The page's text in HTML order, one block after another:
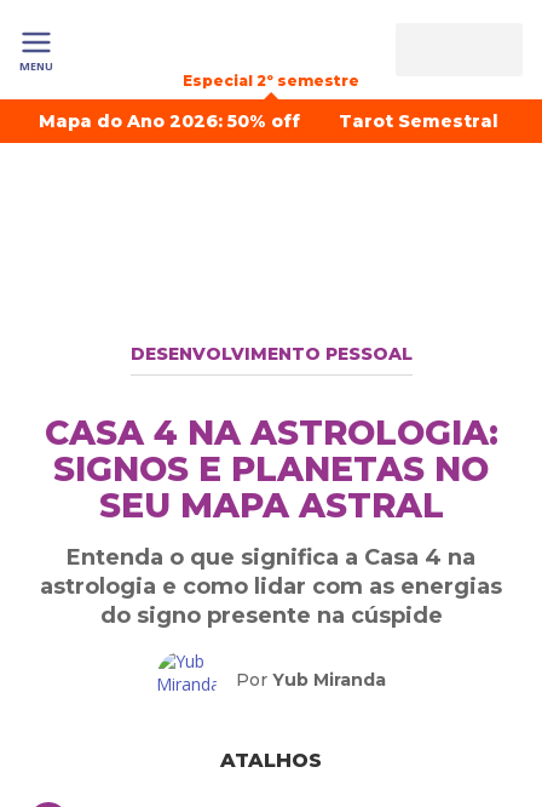
MENU
Especial 2º semestre
Mapa do Ano 2026: 50% off Tarot Semestral
DESENVOLVIMENTO PESSOAL
CASA 4 NA ASTROLOGIA:
SIGNOS E PLANETAS NO
SEU MAPA ASTRAL
Entenda o que significa a Casa 4 na
astrologia e como lidar com as energias
do signo presente na cúspide
Por Yub Miranda
ATALHOS